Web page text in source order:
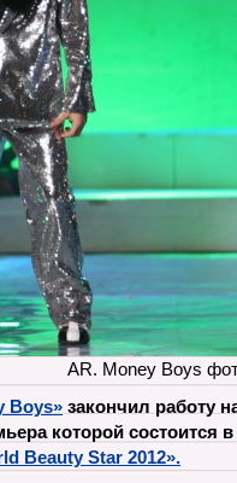
AR. Money Boys
Boys» закончил работу
которой состоится
Beauty Star 2012».